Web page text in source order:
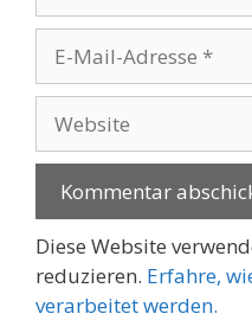
Mail-
Adresse
Diese Website
reduzieren. Erfahre,
verarbeitet werden.